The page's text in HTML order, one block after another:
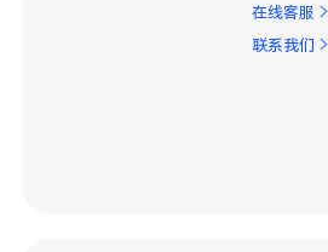
设备连接
在线客服
联系我们